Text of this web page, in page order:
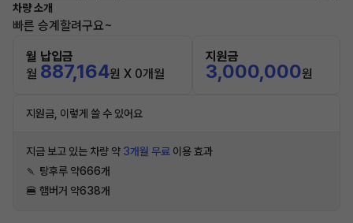
차량 소개
빠른 승계할려구요~
월 납입금
월 887,164원 X 0개월
지원금
3,000,000원
지원금, 이렇게 쓸 수 있어요
지금 보고 있는 차량 약 3개월 무료 이용 효과
🍡 탕후루 약666개
🍔 햄버거 약638개